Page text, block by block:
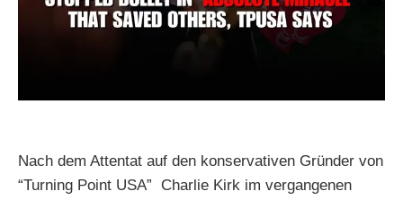
Nach dem Attentat auf den konservativen Gründer von
“Turning Point USA” Charlie Kirk im vergangenen